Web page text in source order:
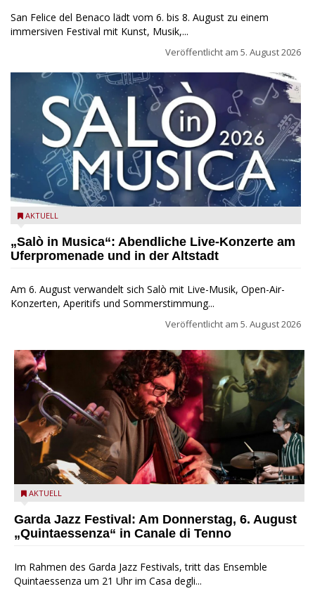
San Felice del Benaco lädt vom 6. bis 8. August zu einem
immersiven Festival mit Kunst, Musik,...
Veröffentlicht am 5. August 2026
Salò in Musica 2026
AKTUELL
„Salò in Musica“: Abendliche Live-Konzerte am
Uferpromenade und in der Altstadt
Am 6. August verwandelt sich Salò mit Live-Musik, Open-Air-
Konzerten, Aperitifs und Sommerstimmung...
Veröffentlicht am 5. August 2026
Das Ensemble Quintaessenza zu Gast beim Garda Jazz
AKTUELL
Garda Jazz Festival: Am Donnerstag, 6. August
„Quintaessenza“ in Canale di Tenno
Im Rahmen des Garda Jazz Festivals, tritt das Ensemble
Quintaessenza um 21 Uhr im Casa degli...